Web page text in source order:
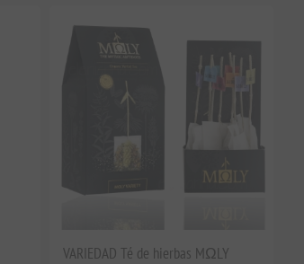
VARIEDAD Té de hierbas MΩLY